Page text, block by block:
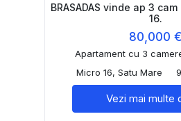
BRASADAS vinde ap 3
16.
80,000 €
Apartament cu 3
Micro 16, Satu Mare
Vezi mai multe